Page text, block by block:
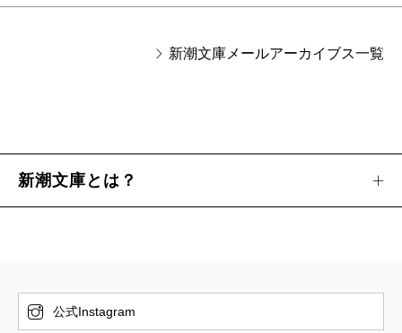
新潮文庫メールアーカイブス一覧
新潮文庫とは？
公式Instagram